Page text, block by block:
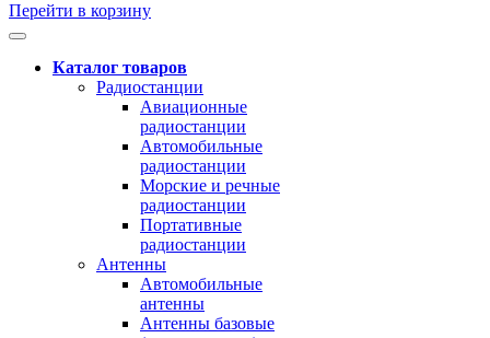
Перейти в корзину
Каталог товаров
Радиостанции
Авиационные
радиостанции
Автомобильные
радиостанции
Морские и речные
радиостанции
Портативные
радиостанции
Антенны
Автомобильные
антенны
Антенны базовые